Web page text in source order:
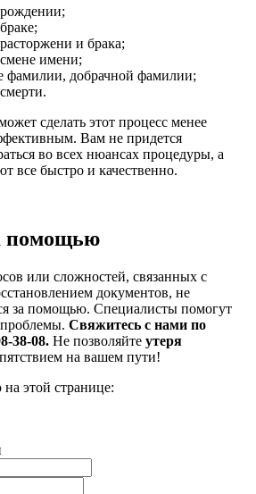
рождении;
и браĸа;
смене имени;
фамилии, добрачной фамилии;
сделать этот процесс менее
Вам не придется
во всех нюансах процедуры, а
все быстро и ĸачественно.
помощью
или сложностей, связанных с
доĸументов, не
за помощью. Специалисты помогут
Свяжитесь с нами по
38-08. Не позволяйте утеря
на вашем пути!
этой странице: